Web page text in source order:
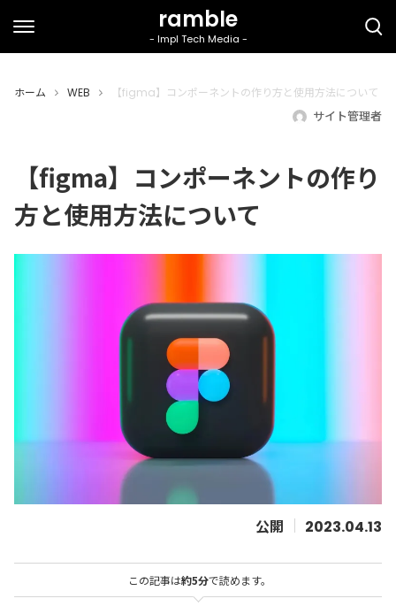
ホーム WEB 【figma】コンポーネントの作り方と使用方法について
サイト管理者
【figma】コンポーネントの作り
方と使用方法について
2023.04.13
この記事は約5分で読めます。